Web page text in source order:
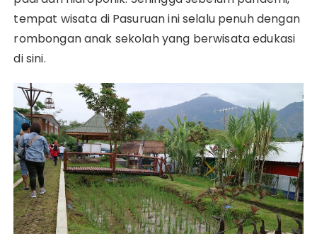
tempat wisata di Pasuruan ini selalu penuh dengan
rombongan anak sekolah yang berwisata edukasi
di sini.